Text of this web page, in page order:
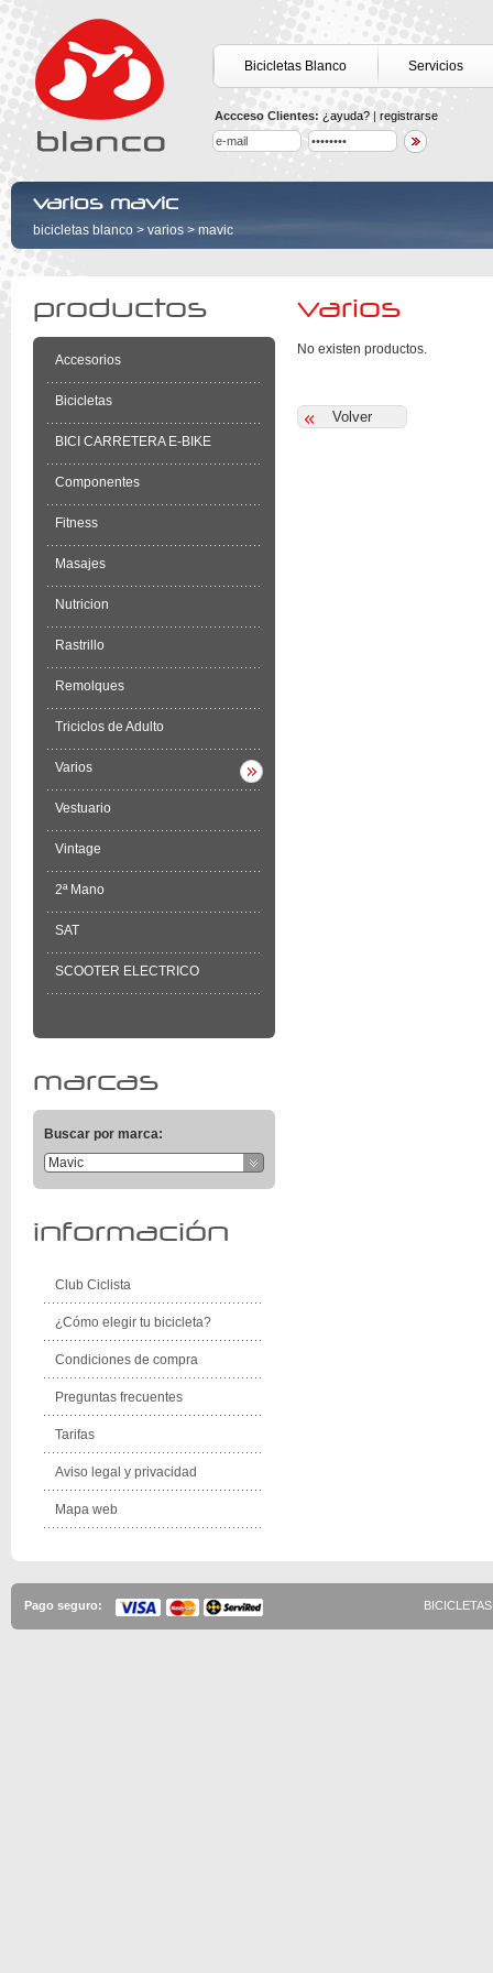
Bicicletas Blanco Servicios
Accceso Clientes: ¿ayuda? | registrarse
varios mavic
bicicletas blanco > varios > mavic
productos
Accesorios
Bicicletas
BICI CARRETERA E-BIKE
Componentes
Fitness
Masajes
Nutricion
Rastrillo
Remolques
Triciclos de Adulto
Varios
Vestuario
Vintage
2ª Mano
SAT
SCOOTER ELECTRICO
marcas
Buscar por marca:
Mavic
información
Club Ciclista
¿Cómo elegir tu bicicleta?
Condiciones de compra
Preguntas frecuentes
Tarifas
Aviso legal y privacidad
Mapa web
varios
No existen productos.
Pago seguro: